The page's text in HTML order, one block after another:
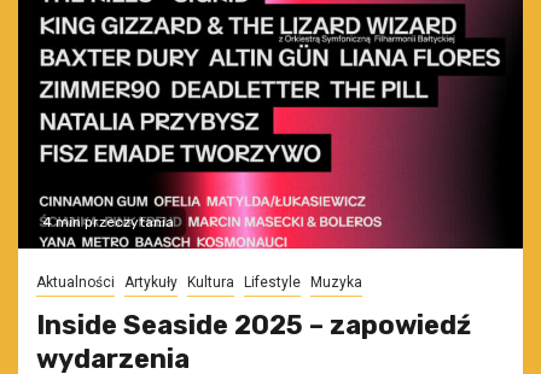
4 min przeczytania
Aktualności Artykuły Kultura Lifestyle Muzyka
Inside Seaside 2025 – zapowiedź
wydarzenia